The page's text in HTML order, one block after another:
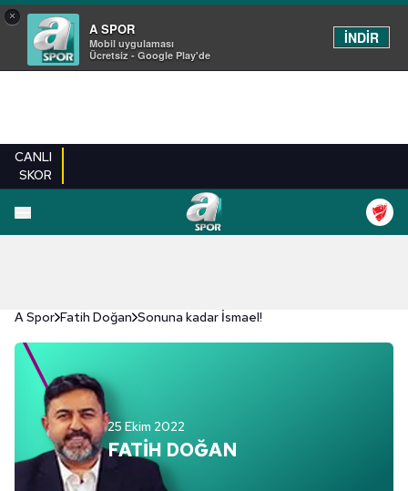
×
A SPOR
Mobil uygulaması
Ücretsiz - Google Play'de
İNDİR
CANLI
SKOR
A Spor Fatih Doğan Sonuna kadar İsmael!
25 Ekim 2022
FATİH DOĞAN